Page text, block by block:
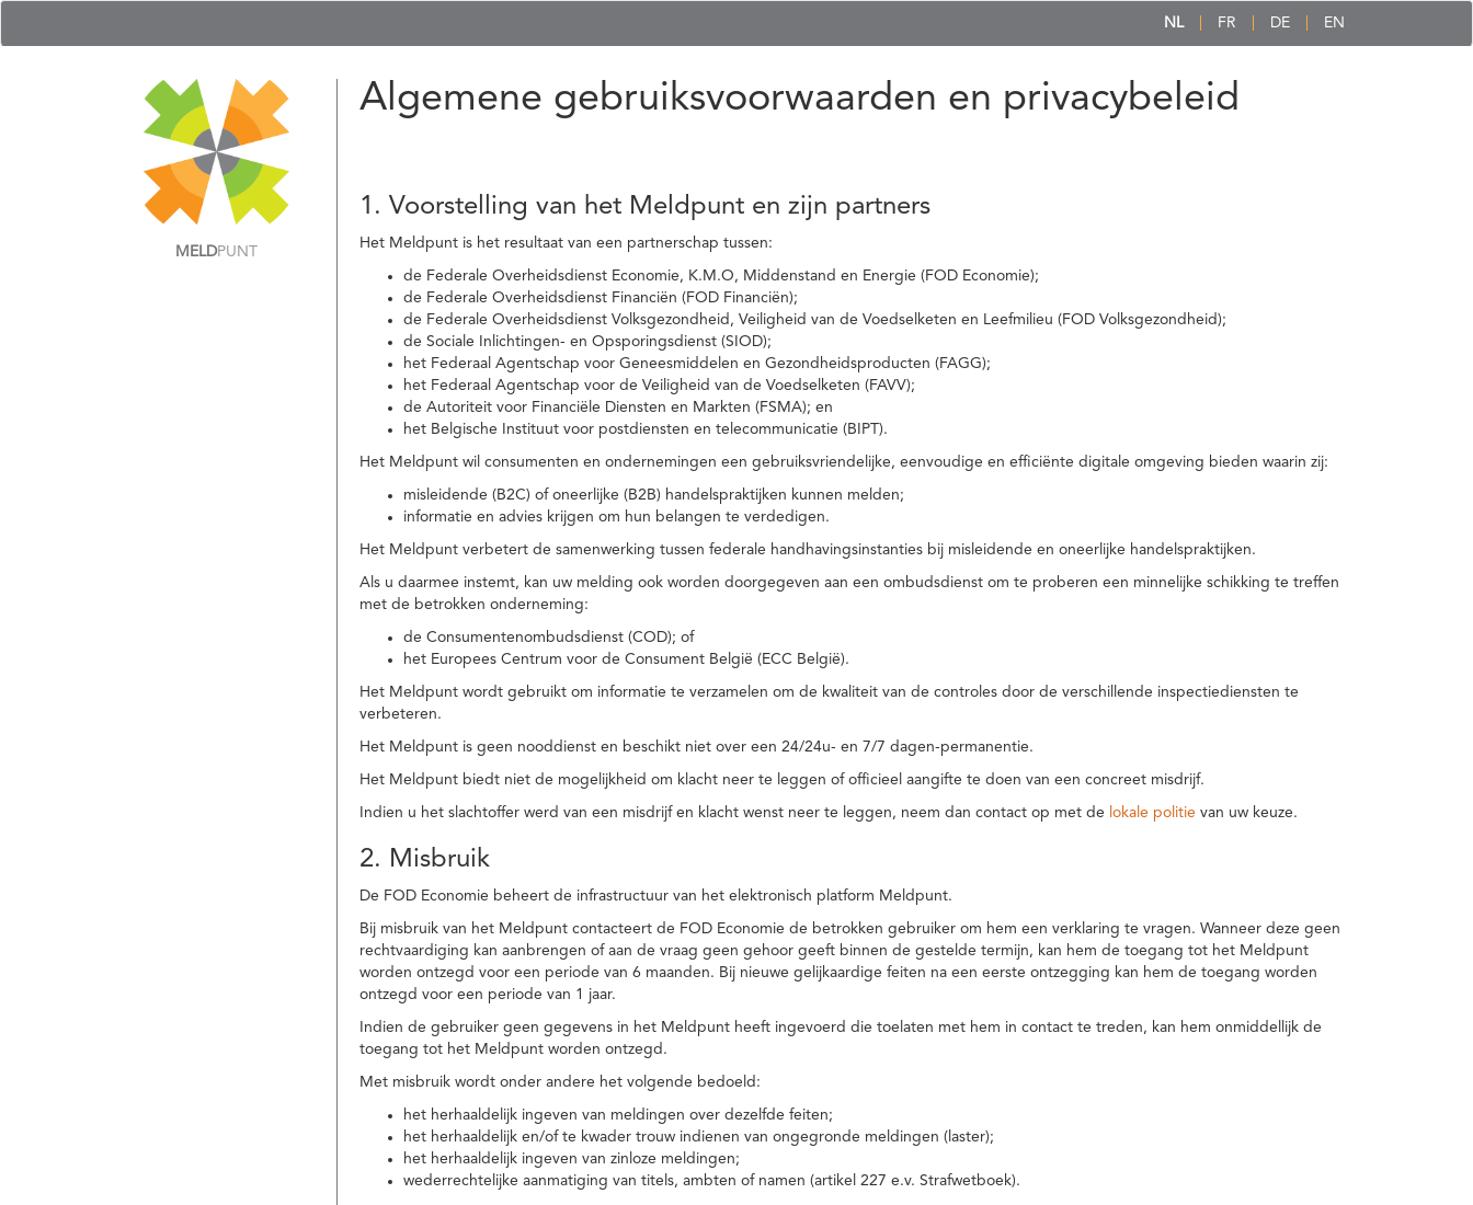
NL FR DE EN
MELDPUNT
Algemene gebruiksvoorwaarden en privacybeleid
1. Voorstelling van het Meldpunt en zijn partners
Het Meldpunt is het resultaat van een partnerschap tussen:
de Federale Overheidsdienst Economie, K.M.O, Middenstand en Energie (FOD Economie);
de Federale Overheidsdienst Financiën (FOD Financiën);
de Federale Overheidsdienst Volksgezondheid, Veiligheid van de Voedselketen en Leefmilieu (FOD Volksgezondheid);
de Sociale Inlichtingen- en Opsporingsdienst (SIOD);
het Federaal Agentschap voor Geneesmiddelen en Gezondheidsproducten (FAGG);
het Federaal Agentschap voor de Veiligheid van de Voedselketen (FAVV);
de Autoriteit voor Financiële Diensten en Markten (FSMA); en
het Belgische Instituut voor postdiensten en telecommunicatie (BIPT).
Het Meldpunt wil consumenten en ondernemingen een gebruiksvriendelijke, eenvoudige en efficiënte digitale omgeving bieden waarin zij:
misleidende (B2C) of oneerlijke (B2B) handelspraktijken kunnen melden;
informatie en advies krijgen om hun belangen te verdedigen.
Het Meldpunt verbetert de samenwerking tussen federale handhavingsinstanties bij misleidende en oneerlijke handelspraktijken.
Als u daarmee instemt, kan uw melding ook worden doorgegeven aan een ombudsdienst om te proberen een minnelijke schikking te treffen
met de betrokken onderneming:
de Consumentenombudsdienst (COD); of
het Europees Centrum voor de Consument België (ECC België).
Het Meldpunt wordt gebruikt om informatie te verzamelen om de kwaliteit van de controles door de verschillende inspectiediensten te
verbeteren.
Het Meldpunt is geen nooddienst en beschikt niet over een 24/24u- en 7/7 dagen-permanentie.
Het Meldpunt biedt niet de mogelijkheid om klacht neer te leggen of officieel aangifte te doen van een concreet misdrijf.
Indien u het slachtoffer werd van een misdrijf en klacht wenst neer te leggen, neem dan contact op met de lokale politie van uw keuze.
2. Misbruik
De FOD Economie beheert de infrastructuur van het elektronisch platform Meldpunt.
Bij misbruik van het Meldpunt contacteert de FOD Economie de betrokken gebruiker om hem een verklaring te vragen. Wanneer deze geen
rechtvaardiging kan aanbrengen of aan de vraag geen gehoor geeft binnen de gestelde termijn, kan hem de toegang tot het Meldpunt
worden ontzegd voor een periode van 6 maanden. Bij nieuwe gelijkaardige feiten na een eerste ontzegging kan hem de toegang worden
ontzegd voor een periode van 1 jaar.
Indien de gebruiker geen gegevens in het Meldpunt heeft ingevoerd die toelaten met hem in contact te treden, kan hem onmiddellijk de
toegang tot het Meldpunt worden ontzegd.
Met misbruik wordt onder andere het volgende bedoeld:
het herhaaldelijk ingeven van meldingen over dezelfde feiten;
het herhaaldelijk en/of te kwader trouw indienen van ongegronde meldingen (laster);
het herhaaldelijk ingeven van zinloze meldingen;
wederrechtelijke aanmatiging van titels, ambten of namen (artikel 227 e.v. Strafwetboek).